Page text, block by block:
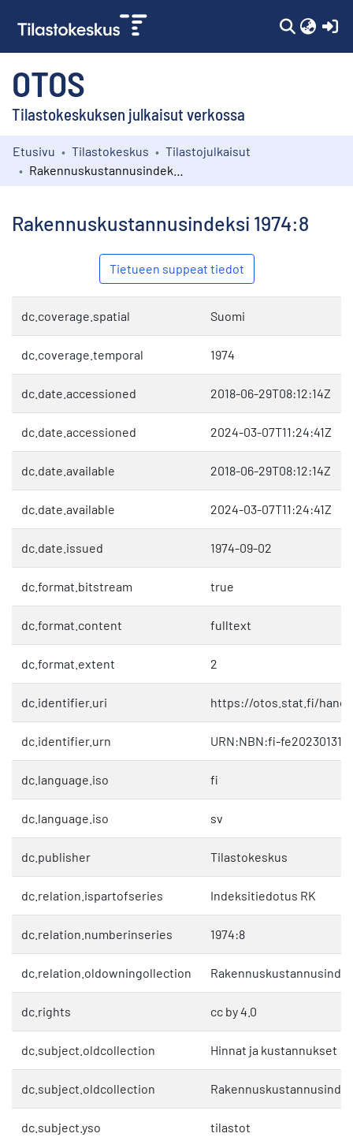
OTOS
Tilastokeskuksen julkaisut verkossa
Kokoelmat
Etusivu Tilastokeskus
Tilastojulkaisut
Rakennuskustannusindeksi 1974:8
Tietueen suppeat tiedot
dc.coverage.spatial Suomi
dc.coverage.temporal 1974
dc.date.accessioned 2018-06-29T08:12:14Z
dc.date.accessioned 2024-03-07T11:24:41Z
dc.date.available 2018-06-29T08:12:14Z
dc.date.available 2024-03-07T11:24:41Z
dc.date.issued 1974-09-02
dc.format.bitstream true
dc.format.content fulltext
dc.format.extent 2
dc.identifier.uri https://otos.stat.fi/
dc.identifier.urn URN:NBN:fi-
dc.language.iso fi
dc.language.iso sv
dc.publisher Tilastokeskus
dc.relation.ispartofseries Indeksitiedotus RK
dc.relation.numberinseries 1974:8
dc.relation.oldowningollection
dc.rights cc by 4.0
dc.subject.oldcollection Hinnat ja kustannukset
dc.subject.oldcollection
dc.subject.yso tilastot